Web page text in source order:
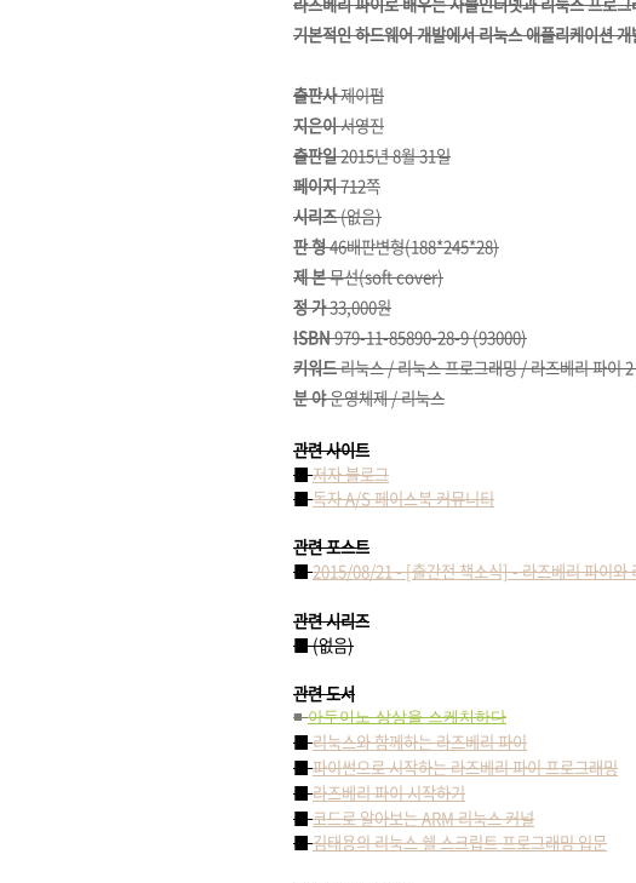
기본적인 하드웨어 개발에서 리눅스 애플리케이션
출판사제이펍
지은이서영진
출판일2015년 8월 31일
페이지712쪽
시리즈(없음)
판 형46배판변형(188*245*28)
제 본무선(soft cover)
정 가33,000원
ISBN979-11-85890-28-9 (93000)
키워드리눅스 / 리눅스 프로그래밍 / 라즈베리 파
분 야운영체제 / 리눅스
관련 사이트
■저자 블로그
■독자 A/S 페이스북 커뮤니티
관련 포스트
■2015/08/21 - [출간전 책소식] - 라즈베리 파이와
관련 시리즈
■ (없음)
관련 도서
■ 아두이노 상상을 스케치하다
■리눅스와 함께하는 라즈베리 파이
■파이썬으로 시작하는 라즈베리 파이 프로그래밍
■라즈베리 파이 시작하기
■코드로 알아보는 ARM 리눅스 커널
■김태용의 리눅스 쉘 스크립트 프로그래밍 입문